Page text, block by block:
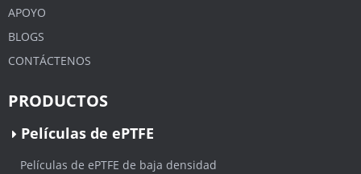
APOYO
BLOGS
CONTÁCTENOS
PRODUCTOS
Películas de ePTFE
Películas de ePTFE de baja densidad